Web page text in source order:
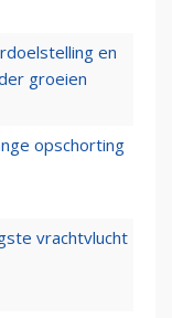
en
groeien
opschorting
vrachtvlucht